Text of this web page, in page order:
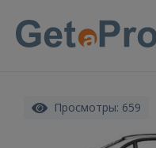
Просмотры: 659